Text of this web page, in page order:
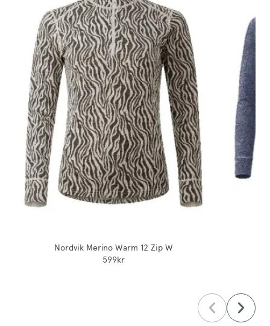
Nordvik Merino Warm 12 Zip W
599kr